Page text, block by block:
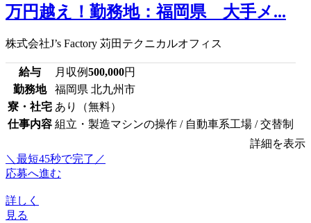
万円越え！勤務地：福岡県 大手メ...
株式会社J’s Factory 苅田テクニカルオフィス
給与 月収例500,000円
勤務地
福岡県 北九州市
寮・社宅 あり（無料）
仕事内容 組立・製造マシンの操作 / 自動車系工場 / 交替制
詳細を表示
＼最短45秒で完了／
応募へ進む
詳しく
見る